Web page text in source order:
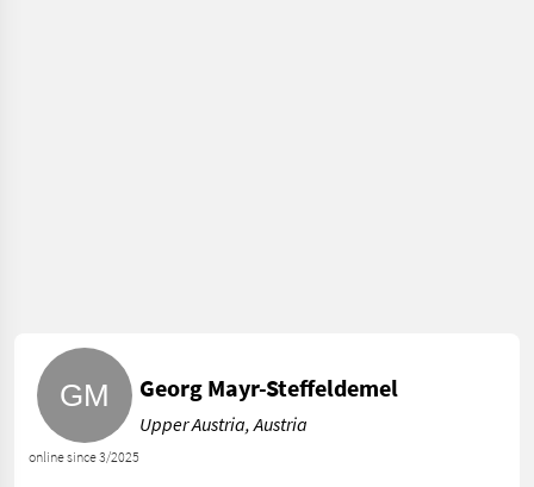
online since 3/2025
Georg Mayr-Steffeldemel
Upper Austria, Austria